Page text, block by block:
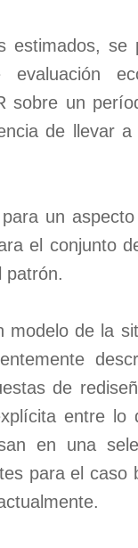
estimados, se
sobre un
de llevar
un
el conjunto
patrón.
de la
de
entre lo
en una
para el caso